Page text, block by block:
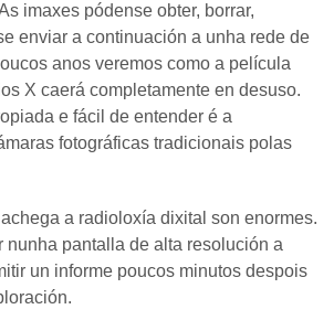
imaxes pódense obter, borrar,
enviar a continuación a unha rede de
anos veremos como a película
X caerá completamente en desuso.
e fácil de entender é a
fotográficas tradicionais polas
a radioloxía dixital son enormes.
nunha pantalla de alta resolución a
un informe poucos minutos despois